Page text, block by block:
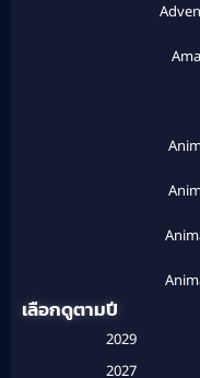
เลือกดูตามปี
2029
2027